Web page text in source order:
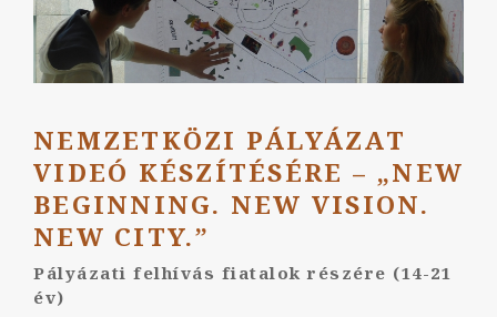
NEMZETKÖZI PÁLYÁZAT
VIDEÓ KÉSZÍTÉSÉRE – „NEW
BEGINNING. NEW VISION.
NEW CITY.”
Pályázati felhívás fiatalok részére (14-21
év)